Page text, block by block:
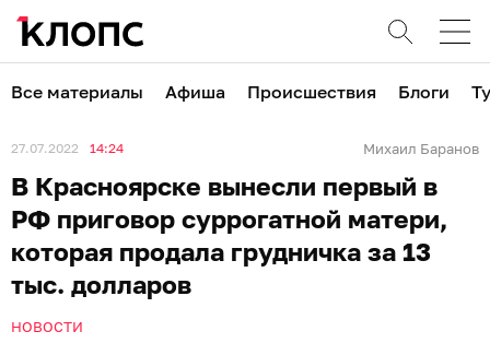
Все материалы Афиша Происшествия Блоги
27.07.2022 14:24 Михаил Баранов
В Красноярске вынесли первый в
РФ приговор суррогатной матери,
которая продала грудничка за 13
тыс. долларов
НОВОСТИ